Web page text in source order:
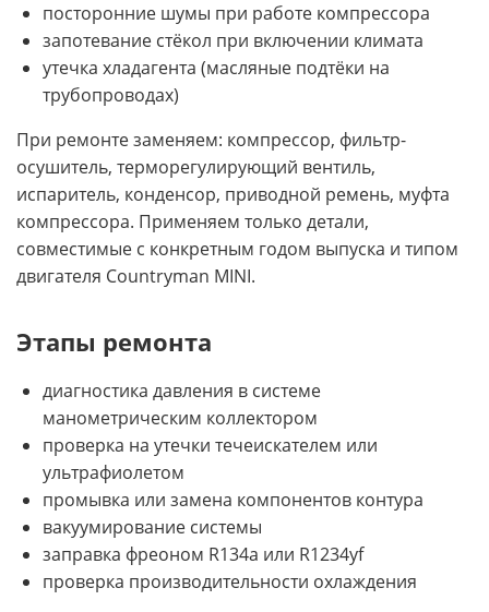
посторонние шумы при работе компрессора
запотевание стёкол при включении климата
утечка хладагента (масляные подтёки на
трубопроводах)
При ремонте заменяем: компрессор, фильтр-
осушитель, терморегулирующий вентиль,
испаритель, конденсор, приводной ремень, муфта
компрессора. Применяем только детали,
совместимые с конкретным годом выпуска и типом
двигателя Countryman MINI.
Этапы ремонта
диагностика давления в системе
манометрическим коллектором
проверка на утечки течеискателем или
ультрафиолетом
промывка или замена компонентов контура
вакуумирование системы
заправка фреоном R134a или R1234yf
проверка производительности охлаждения